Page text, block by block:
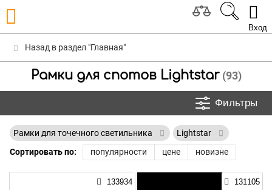
Вход
Назад в раздел "Главная"
Рамки для спотов Lightstar(93)
Фильтры
Рамки для точечного светильника
Lightstar
Сортировать по:
популярности цене новизне
133934 131105